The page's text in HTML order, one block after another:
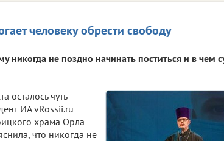
человеку обрести свободу
никогда не поздно начинать поститься и в чем
осталось чуть
ИА vRossii.ru
храма Орла
что никогда не